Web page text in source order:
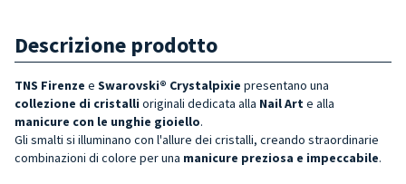
Descrizione prodotto
TNS Firenze e Swarovski® Crystalpixie presentano una
collezione di cristalli originali dedicata alla Nail Art e alla
manicure con le unghie gioiello.
Gli smalti si illuminano con l'allure dei cristalli, creando straordinarie
combinazioni di colore per una manicure preziosa e impeccabile.